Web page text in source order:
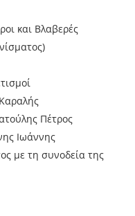
και Βλαβερές
Πέτρος
Ιωάννης
με τη συνοδεία της